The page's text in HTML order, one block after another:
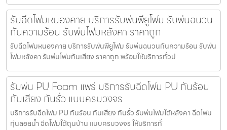
รับฉีดโฟมหนองคาย บริการรับพ่นพียูโฟม รับพ่นฉนวน
กันความร้อน รับพ่นโฟมหลังคา ราคาถูก
รับฉีดโฟมหนองคาย บริการรับพ่นพียูโฟม รับพ่นฉนวนกันความร้อน รับพ่น
โฟมหลังคา รับพ่นโฟมกันเสียง ราคาถูก พร้อมให้บริการทั่วป
รับพ่น PU Foam แพร่ บริการรับฉีดโฟม PU กันร้อน
กันเสียง กันรั่ว แบบครบวงจร
บริการรับฉีดโฟม PU กันร้อน กันเสียง กันรั่ว รับพ่นโฟมใต้หลังคา ฉีดโฟม
ทุ่นลอยน้ำ ฉีดโฟมใต้ถุนบ้าน แบบครบวงจร ให้บริการทั่